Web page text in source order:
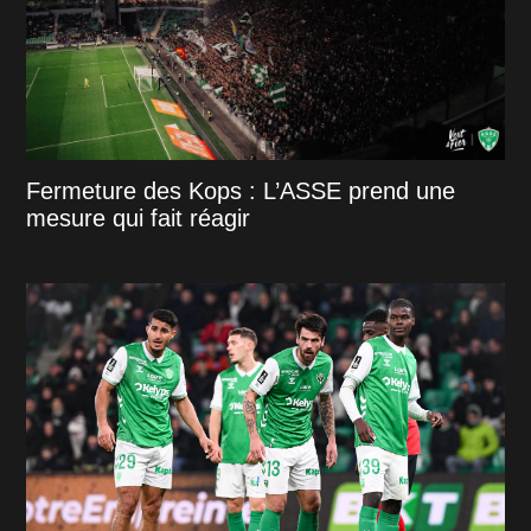
Fermeture des Kops : L’ASSE prend une
mesure qui fait réagir